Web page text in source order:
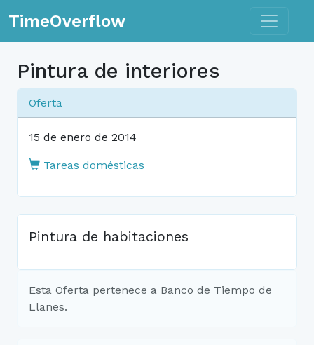
TimeOverflow Toggle
Pintura de interiores
Oferta
15 de enero de 2014
Tareas domésticas
Pintura de habitaciones
Esta Oferta pertenece a Banco de Tiempo de
Llanes.